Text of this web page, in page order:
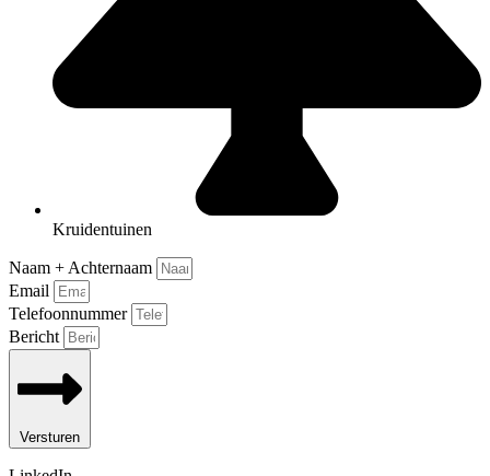
Kruidentuinen
Naam + Achternaam
Email
Telefoonnummer
Bericht
Versturen